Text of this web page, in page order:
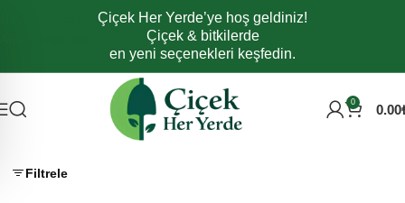
Navigasyona atlaÇiçek Her Yerde’ye hoş geldiniz!
Çiçek & bitkilerde
en yeni seçenekleri keşfedin.
0 0.00
Filtrele